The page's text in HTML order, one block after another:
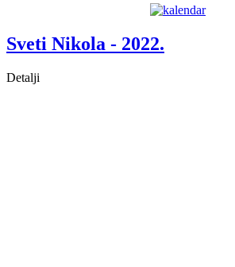
Sveti Nikola - 2022.
Detalji